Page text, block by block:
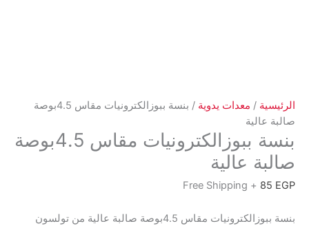
الرئيسية / معدات يدوية
/ بنسة ببوزالكترونيات مقاس 4.5بوصة
صالبة عالية
بنسة ببوزالكترونيات مقاس 4.5بوصة
صالبة عالية
85 EGP
+ Free Shipping
بنسة ببوزالكترونيات مقاس 4.5بوصة صالبة عالية من تولسون